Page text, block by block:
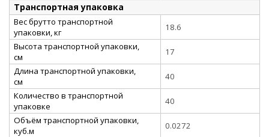
Транспортная упаковка
Вес брутто транспортной
упаковки, кг
18.6
Высота транспортной упаковки,
см
17
Длина транспортной упаковки,
см
40
Количество в транспортной
упаковке
40
Объём транспортной упаковки,
куб.м
0.0272